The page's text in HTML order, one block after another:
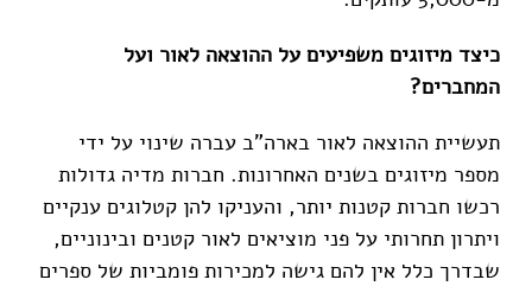
כיצד מיזוגים משפיעים על ההוצאה לאור ועל
המחברים?
תעשיית ההוצאה לאור בארה"ב עברה שינוי על ידי
מספר מיזוגים בשנים האחרונות. חברות מדיה גדולות
רכשו חברות קטנות יותר, והעניקו להן קטלוגים ענקיים
ויתרון תחרותי על פני מוציאים לאור קטנים ובינוניים,
שבדרך כלל אין להם גישה למכירות פומביות של ספרים